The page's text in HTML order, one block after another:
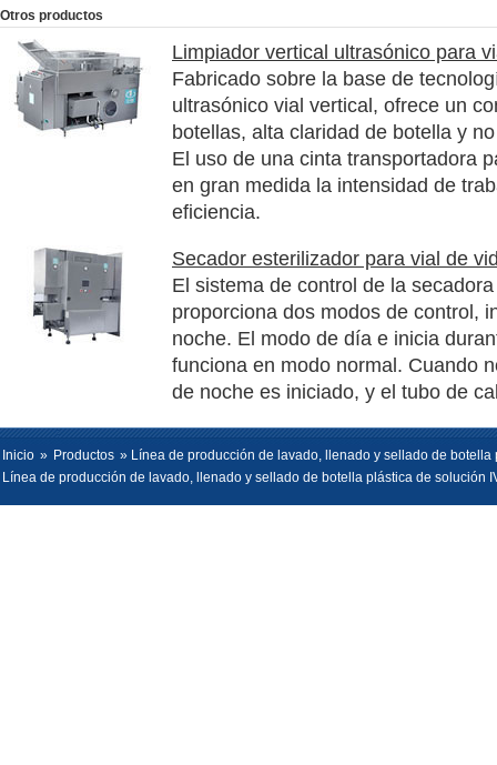
Otros productos
Limpiador vertical ultrasónico para
Fabricado sobre la base de
ultrasónico vial vertical, ofrece un
botellas, alta claridad de botella y
El uso de una cinta transportadora
en gran medida la intensidad de
eficiencia.
Secador esterilizador para vial de
El sistema de control de la
proporciona dos modos de control,
noche. El modo de día e inicia
funciona en modo normal. Cuando
de noche es iniciado, y el tubo de
Inicio » Productos » Línea de producción de lavado, llenado y sellado de botella
Línea de producción de lavado, llenado y sellado de botella plástica de solución